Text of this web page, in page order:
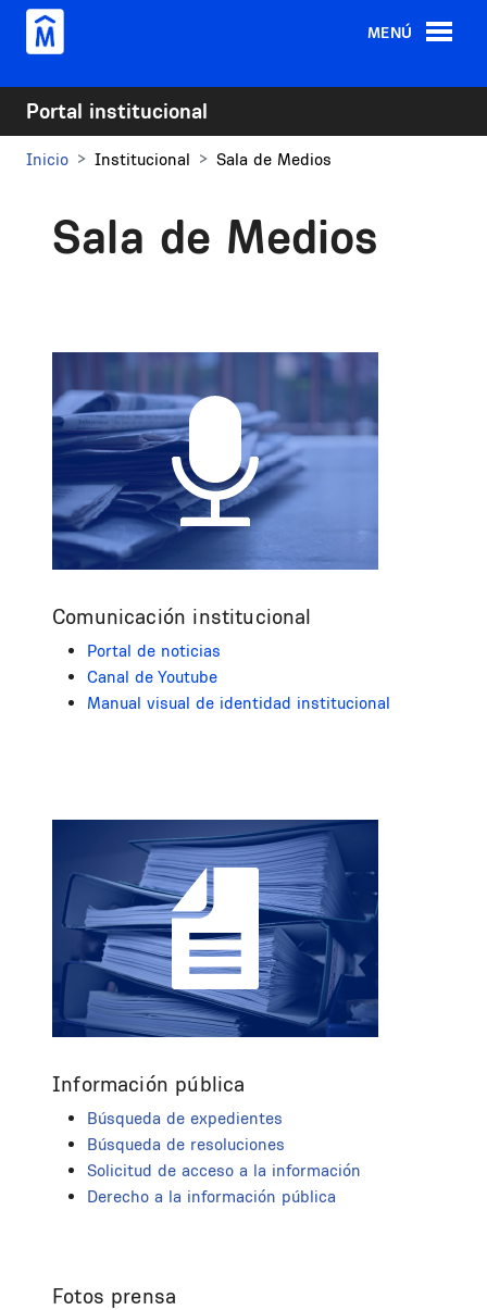
Pasar al contenido principal
MENÚ
Portal institucional
Inicio Institucional Sala de Medios
Sala de Medios
Comunicación institucional
Portal de noticias
Canal de Youtube
Manual visual de identidad institucional
Información pública
Búsqueda de expedientes
Búsqueda de resoluciones
Solicitud de acceso a la información
Derecho a la información pública
Fotos prensa